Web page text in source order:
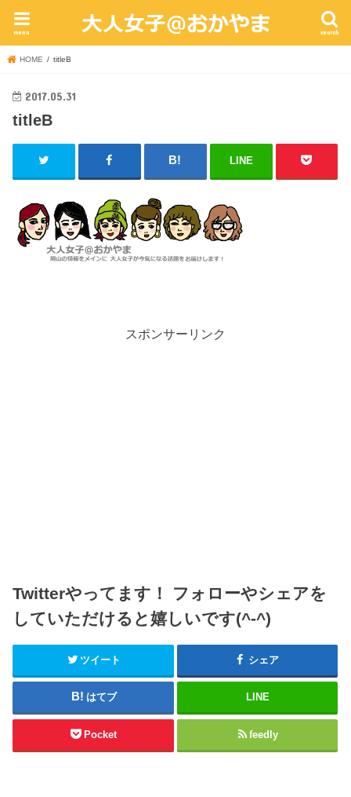
search
menu
HOME titleB
2017.05.31
titleB
LINE
スポンサーリンク
Twitterやってます！ フォローやシェアを
していただけると嬉しいです(^-^)
ツイート シェア
はてブ LINE
Pocket feedly